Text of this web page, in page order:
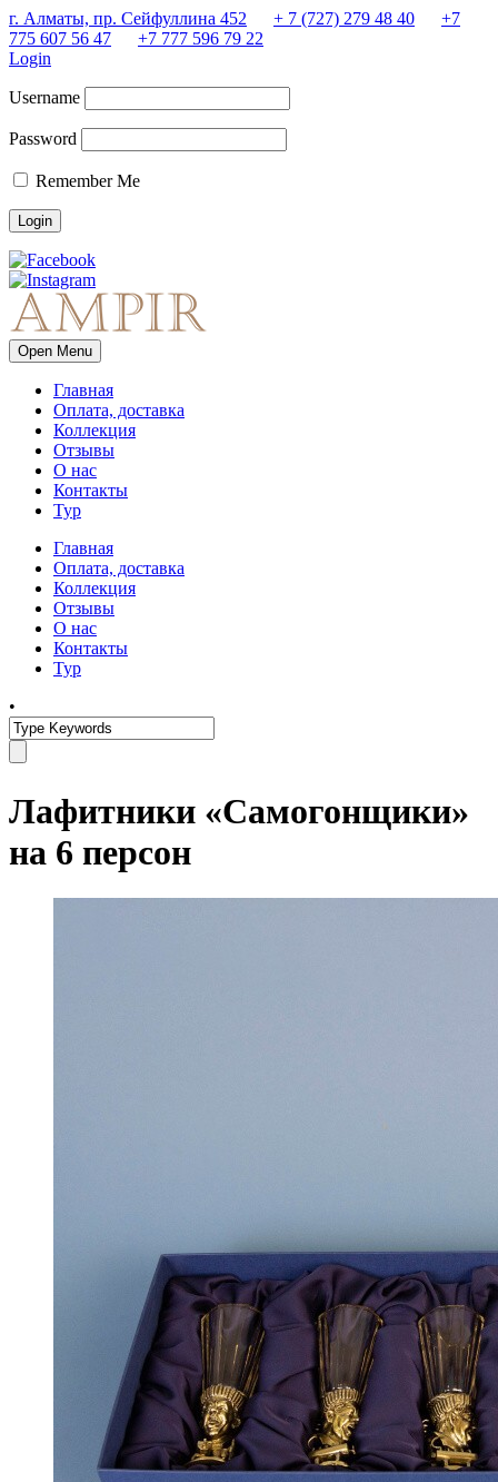
г. Алматы, пр. Сейфуллина 452 + 7 (727) 279 48 40
+7
775 607 56 47
+7 777 596 79 22
Login
Username
Password
Remember Me
Open Menu
Главная
Оплата, доставка
Коллекция
Отзывы
О нас
Контакты
Тур
Главная
Оплата, доставка
Коллекция
Отзывы
О нас
Контакты
Тур
•
Лафитники «Самогонщики»
на 6 персон